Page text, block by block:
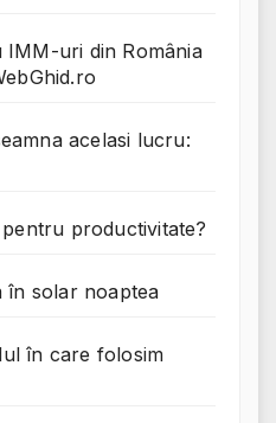
IMM-uri din România
acelasi lucru:
productivitate?
în solar noaptea
în care folosim